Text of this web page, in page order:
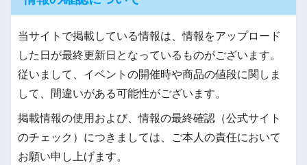
当サイトで掲載している情報は、情報をアップロード
した日が最終更新日となっているものがございます。
従いまして、イベントの開催時や商品の値段に関しま
して、間違いがある可能性がございます。
掲載情報の使用および、情報の最終確認（公式サイト
のチェック）につきましては、ご本人の責任において
お願い申し上げます。